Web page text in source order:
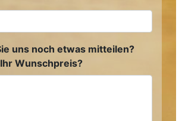
uns noch etwas mitteilen?
Wunschpreis?